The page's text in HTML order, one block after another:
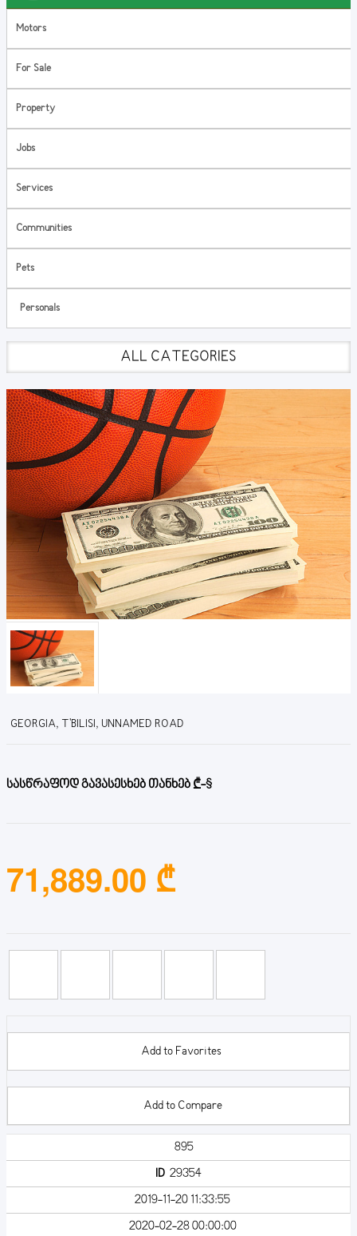
Motors
For Sale
Property
Jobs
Services
Communities
Pets
Personals
ALL CATEGORIES
GEORGIA, T'BILISI, UNNAMED ROAD
სასწრაფოდ გავასესხებ თანხებ ₾-$
71,889.00 ₾
Add to Favorites
Add to Compare
895
ID29354
2019-11-20 11:33:55
2020-02-28 00:00:00